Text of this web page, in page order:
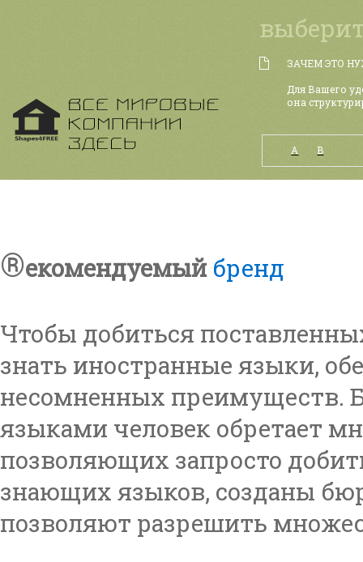
ЗАЧЕМ ЭТО
Для Вашего
она
А B
®екомендуемый бренд
Чтобы добиться
знать иностранные языки,
несомненных преимуществ.
языками человек обретает
позволяющих запросто
знающих языков, созданы
позволяют разрешить